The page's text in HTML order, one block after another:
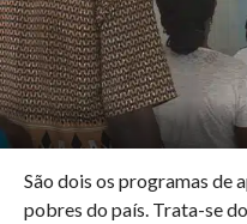
São dois os programas de
pobres do país. Trata-se